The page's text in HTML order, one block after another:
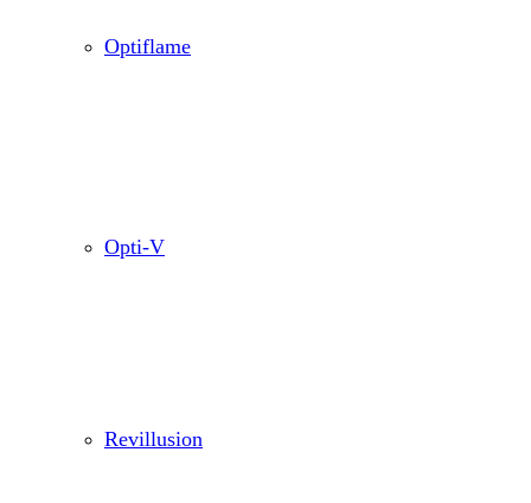
Optiflame
Opti-V
Revillusion